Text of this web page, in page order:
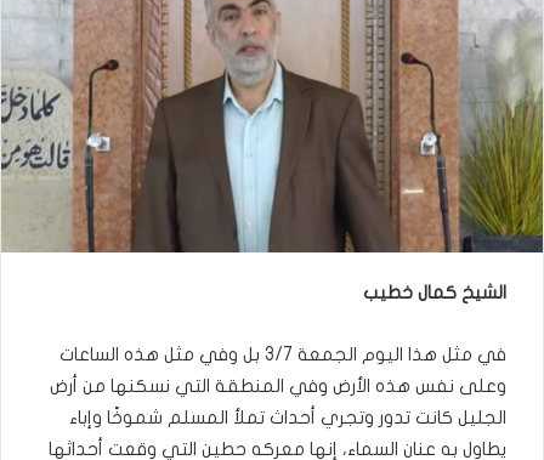
الشيخ كمال خطيب
في مثل هذا اليوم الجمعة 3/7 بل وفي مثل هذه الساعات
وعلى نفس هذه الأرض وفي المنطقة التي نسكنها من أرض
الجليل كانت تدور وتجري أحداث تملأ المسلم شموخًا وإباء
يطاول به عنان السماء، إنها معركه حطين التي وقعت أحداثها